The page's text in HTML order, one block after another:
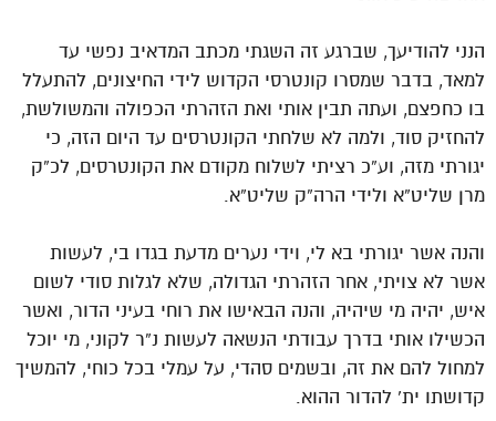
הנני להודיעך, שברגע זה השגתי מכתב המדאיב נפשי עד
למאד, בדבר שמסרו קונטרסי הקדוש לידי החיצונים, להתעלל
בו כחפצם, ועתה תבין אותי ואת הזהרתי הכפולה והמשולשת,
להחזיק סוד, ולמה לא שלחתי הקונטרסים עד היום הזה, כי
יגורתי מזה, וע”כ רציתי לשלוח מקודם את הקונטרסים, לכ”ק
מרן שליט”א ולידי הרה”ק שליט”א.
והנה אשר יגורתי בא לי, וידי נערים מדעת בגדו בי, לעשות
אשר לא צויתי, אחר הזהרתי הגדולה, שלא לגלות סודי לשום
איש, יהיה מי שיהיה, והנה הבאישו את רוחי בעיני הדור, ואשר
הכשילו אותי בדרך עבודתי הנשאה לעשות נ”ר לקוני, מי יוכל
למחול להם את זה, ובשמים סהדי, על עמלי בכל כוחי, להמשיך
קדושתו ית’ להדור ההוא.